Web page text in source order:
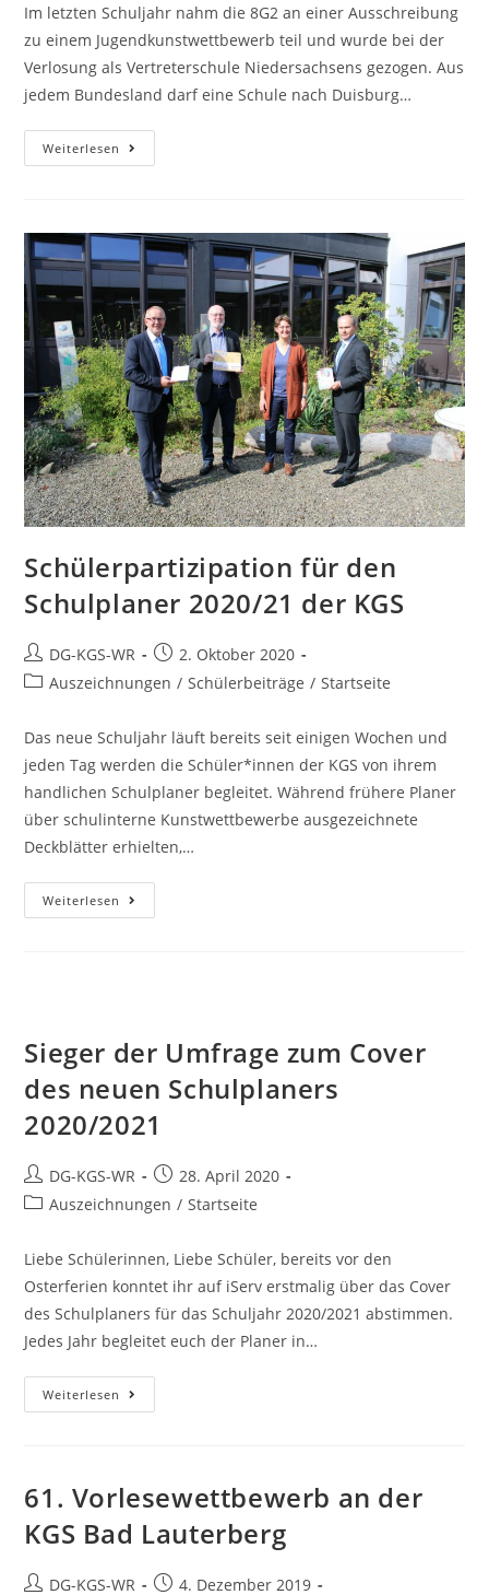
Im letzten Schuljahr nahm die 8G2 an einer Ausschreibung
zu einem Jugendkunstwettbewerb teil und wurde bei der
Verlosung als Vertreterschule Niedersachsens gezogen. Aus
jedem Bundesland darf eine Schule nach Duisburg…
Weiterlesen
Schülerpartizipation für den
Schulplaner 2020/21 der KGS
DG-KGS-WR
2. Oktober 2020
Auszeichnungen / Schülerbeiträge / Startseite
Das neue Schuljahr läuft bereits seit einigen Wochen und
jeden Tag werden die Schüler*innen der KGS von ihrem
handlichen Schulplaner begleitet. Während frühere Planer
über schulinterne Kunstwettbewerbe ausgezeichnete
Deckblätter erhielten,…
Weiterlesen
Sieger der Umfrage zum Cover
des neuen Schulplaners
2020/2021
DG-KGS-WR
28. April 2020
Auszeichnungen / Startseite
Liebe Schülerinnen, Liebe Schüler, bereits vor den
Osterferien konntet ihr auf iServ erstmalig über das Cover
des Schulplaners für das Schuljahr 2020/2021 abstimmen.
Jedes Jahr begleitet euch der Planer in…
Weiterlesen
61. Vorlesewettbewerb an der
KGS Bad Lauterberg
DG-KGS-WR 4. Dezember 2019